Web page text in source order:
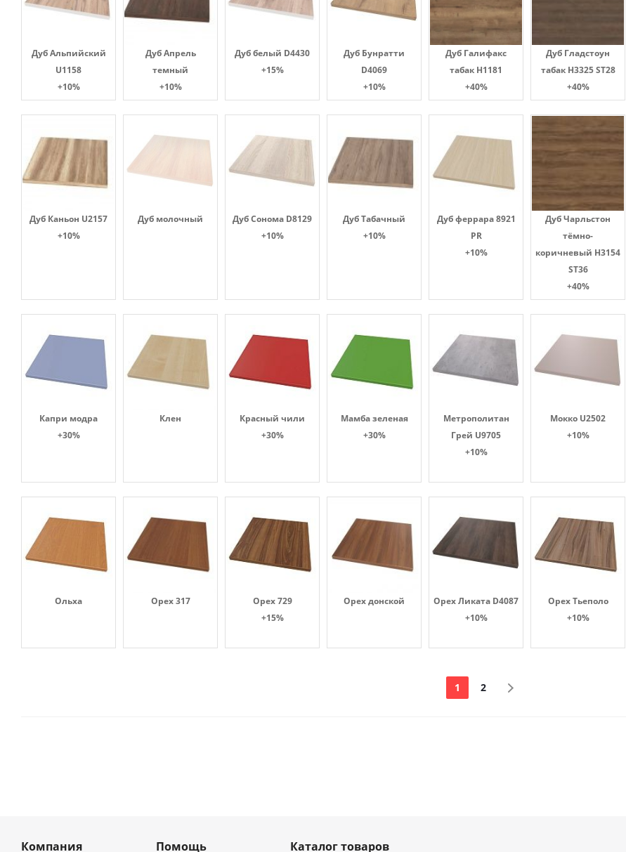
Дуб Альпийский
U1158
+10%
Дуб Апрель
темный
+10%
Дуб белый D4430
+15%
Дуб Бунратти
D4069
+10%
Дуб Галифакс
табак Н1181
+40%
Дуб Гладстоун
табак H3325 ST28
+40%
Дуб Каньон U2157
+10%
Дуб молочный
Дуб Сонома D8129
+10%
Дуб Табачный
+10%
Дуб феррара 8921
PR
+10%
Дуб Чарльстон
тёмно-
коричневый H3154
ST36
+40%
Капри модра
+30%
Клен
Красный чили
+30%
Мамба зеленая
+30%
Метрополитан
Грей U9705
+10%
Мокко U2502
+10%
Ольха Орех 317
Орех 729
+15%
Орех донской
Орех Ликата D4087
+10%
Орех Тьеполо
+10%
1 2
Компания Помощь Каталог товаров